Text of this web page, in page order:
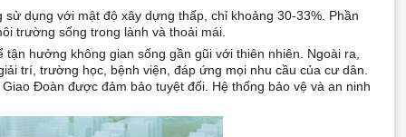
dụng với mật độ xây dựng thấp, chỉ khoảng 30-33%. Phần
trường sống trong lành và thoải mái.
hưởng không gian sống gần gũi với thiên nhiên. Ngoài ra,
trí, trường học, bệnh viện, đáp ứng mọi nhu cầu của cư dân.
Đoàn được đảm bảo tuyệt đối. Hệ thống bảo vệ và an ninh